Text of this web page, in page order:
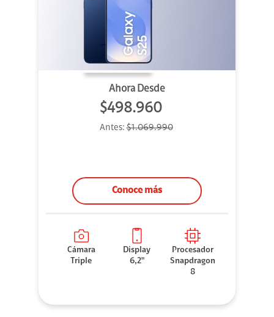
Ahora Desde
$498.960
Antes:$1.069.990
Conoce más
Cámara
Triple
Display
6,2"
Procesador
Snapdragon
8